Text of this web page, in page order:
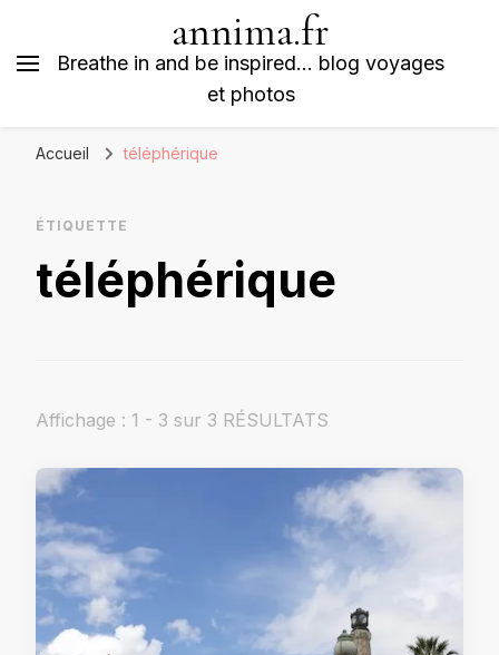
annima.fr
Breathe in and be inspired… blog voyages
et photos
Accueil téléphérique
ÉTIQUETTE
téléphérique
Affichage : 1 - 3 sur 3 RÉSULTATS